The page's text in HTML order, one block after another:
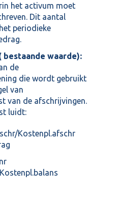
het activum moet
Dit aantal
periodieke
bestaande waarde):
de
die wordt gebruikt
van
van de afschrijvingen.
luidt:
Kostenpl.afschr